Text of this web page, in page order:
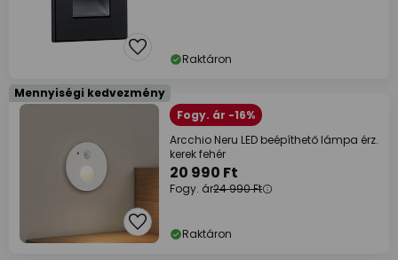
Raktáron
Mennyiségi kedvezmény
Fogy. ár -16%
Arcchio Neru LED beépíthető lámpa érz.
kerek fehér
20 990 Ft
Fogy. ár24 990 Ft
Raktáron